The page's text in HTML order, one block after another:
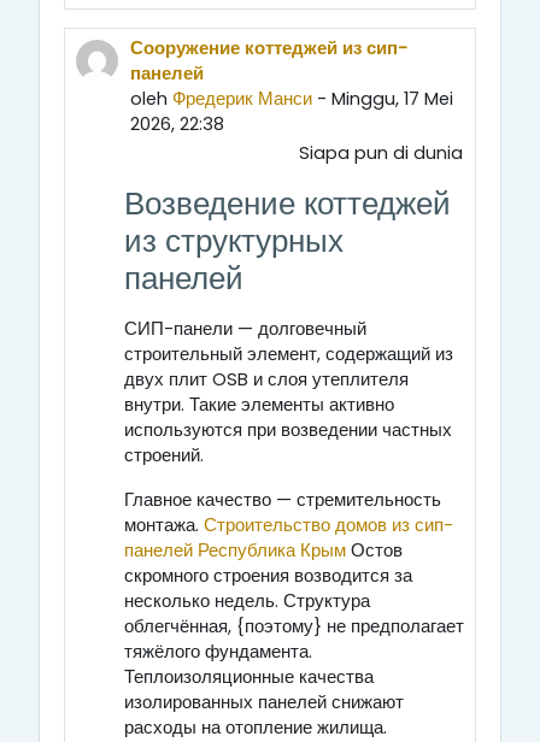
Сооружение коттеджей из сип-
панелей
oleh Фредерик Манси - Minggu, 17 Mei
2026, 22:38
Siapa pun di dunia
Возведение коттеджей
из структурных
панелей
СИП-панели — долговечный
строительный элемент, содержащий из
двух плит OSB и слоя утеплителя
внутри. Такие элементы активно
используются при возведении частных
строений.
Главное качество — стремительность
монтажа. Строительство домов из сип-
панелей Республика Крым Остов
скромного строения возводится за
несколько недель. Структура
облегчённая, {поэтому} не предполагает
тяжёлого фундамента.
Теплоизоляционные качества
изолированных панелей снижают
расходы на отопление жилища.